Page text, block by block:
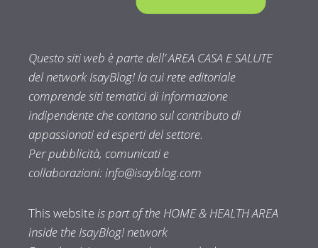
Questo siti web è parte dell’ AREA CASA E SALUTE
del network IsayBlog! la cui rete editoriale
comprende siti tematici di informazione
indipendente che contano sul contributo di
appassionati ed esperti del settore.
Per pubblicità, comunicati e
collaborazioni:info@isayblog.com
This websiteis part of the HOME & HEALTH AREA
inside the IsayBlog! network